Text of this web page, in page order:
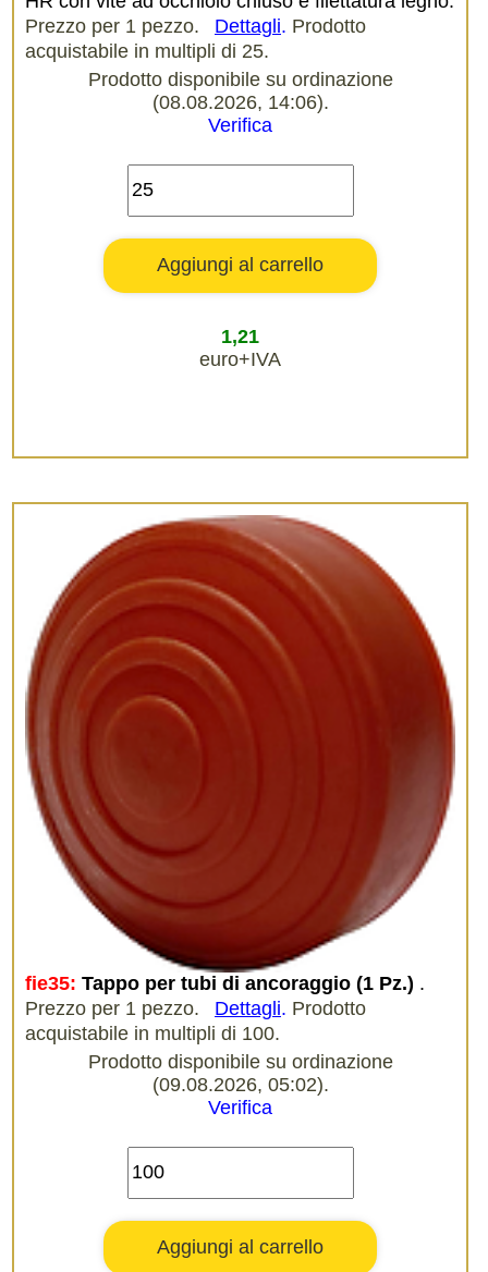
Prezzo per 1 pezzo.
Dettagli. Prodotto
acquistabile in multipli di 25.
Prodotto disponibile su ordinazione
(08.08.2026, 14:06).
Verifica
1,21
euro+IVA
fie35: Tappo per tubi di ancoraggio (1 Pz.) .
Prezzo per 1 pezzo.
Dettagli. Prodotto
acquistabile in multipli di 100.
Prodotto disponibile su ordinazione
(09.08.2026, 05:02).
Verifica